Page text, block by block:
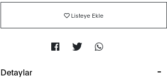
Listeye Ekle
Detaylar